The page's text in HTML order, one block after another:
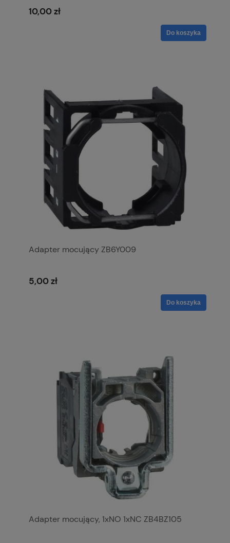
10,00 zł
Do koszyka
Adapter mocujący ZB6Y009
5,00 zł
Do koszyka
Adapter mocujący, 1xNO 1xNC ZB4BZ105